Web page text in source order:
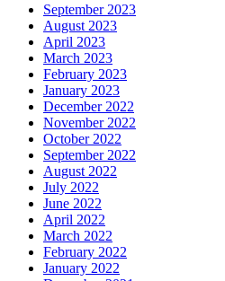
September 2023
August 2023
April 2023
March 2023
February 2023
January 2023
December 2022
November 2022
October 2022
September 2022
August 2022
July 2022
June 2022
April 2022
March 2022
February 2022
January 2022